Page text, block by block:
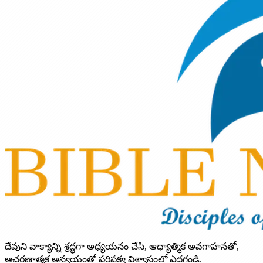
దేవుని వాక్యాన్ని శ్రద్ధగా అధ్యయనం చేసి, ఆధ్యాత్మిక అవగాహనతో,
ఆచరణాత్మక అన్వయంతో పరిపక్వ విశ్వాసంలో ఎదగండి.